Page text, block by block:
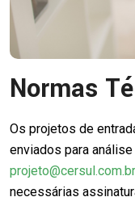
Normas
Os projetos de
enviados para
projeto@cersul.com.br
necessárias